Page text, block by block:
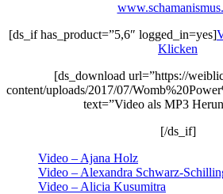
[ds_if has_product=”5,6″ logged_in=yes]
Klicken
[ds_download url=”https://
content/uploads/2017/07/
text=”Video als MP3
[/ds_if]
Video – Ajana Holz
Video – Alexandra Schwarz-
Video – Alicia Kusumitra